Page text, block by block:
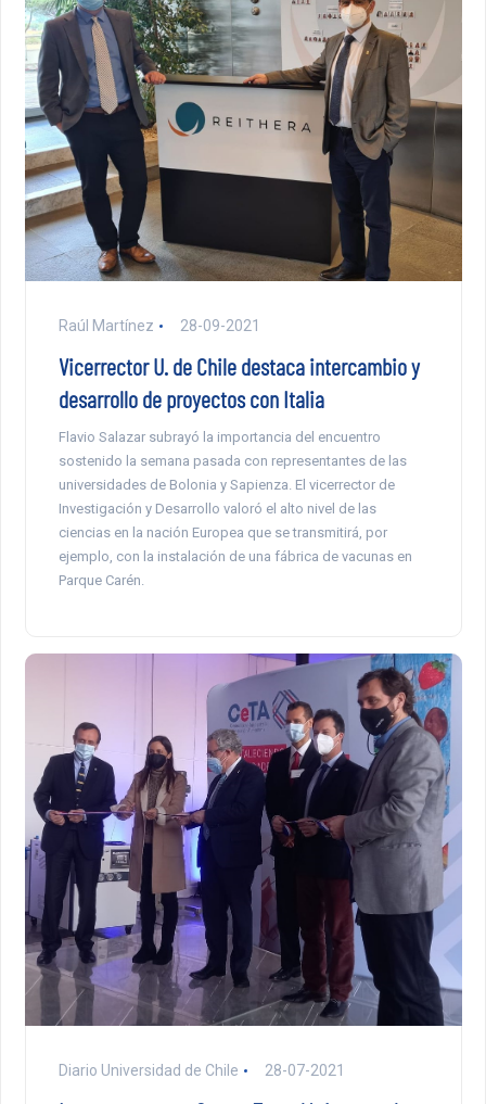
Raúl Martínez 28-09-2021
Vicerrector U. de Chile destaca intercambio y
desarrollo de proyectos con Italia
Flavio Salazar subrayó la importancia del encuentro
sostenido la semana pasada con representantes de las
universidades de Bolonia y Sapienza. El vicerrector de
Investigación y Desarrollo valoró el alto nivel de las
ciencias en la nación Europea que se transmitirá, por
ejemplo, con la instalación de una fábrica de vacunas en
Parque Carén.
Diario Universidad de Chile 28-07-2021